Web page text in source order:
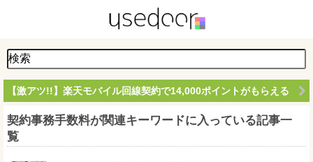
【激アツ!!】楽天モバイル回線契約で14,000ポイントがもらえる
契約事務手数料が関連キーワードに入っている記事一
覧